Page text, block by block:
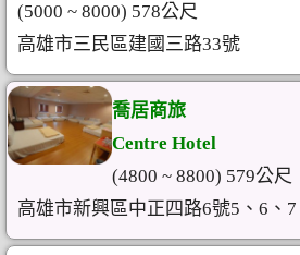
(5000 ~ 8000) 578公尺
高雄市三民區建國三路33號
喬居商旅
Centre Hotel
(4800 ~ 8800) 579公尺
高雄市新興區中正四路6號5、6、